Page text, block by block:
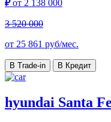
₽от 2 138 000
3 520 000
от 25 861 руб/мес.
В Trade-in В Кредит
hyundai Santa Fe